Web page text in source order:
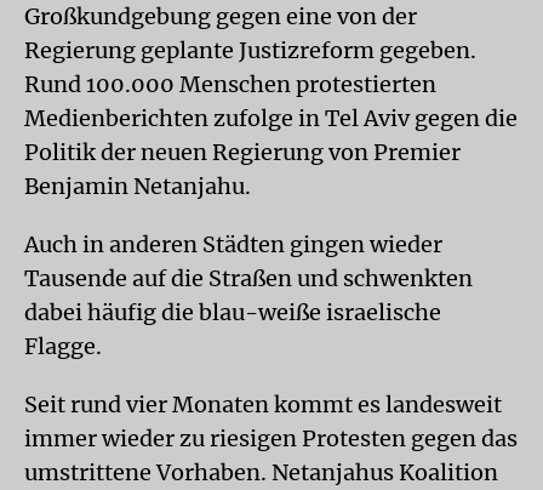
Großkundgebung gegen eine von der
Regierung geplante Justizreform gegeben.
Rund 100.000 Menschen protestierten
Medienberichten zufolge in Tel Aviv gegen die
Politik der neuen Regierung von Premier
Benjamin Netanjahu.
Auch in anderen Städten gingen wieder
Tausende auf die Straßen und schwenkten
dabei häufig die blau-weiße israelische
Flagge.
Seit rund vier Monaten kommt es landesweit
immer wieder zu riesigen Protesten gegen das
umstrittene Vorhaben. Netanjahus Koalition